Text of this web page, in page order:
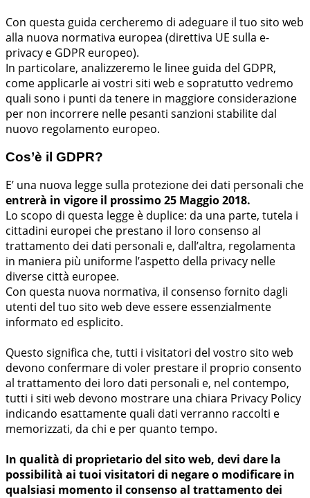
Con questa guida cercheremo di adeguare il tuo sito web
alla nuova normativa europea (direttiva UE sulla e-
privacy e GDPR europeo).
In particolare, analizzeremo le linee guida del GDPR,
come applicarle ai vostri siti web e sopratutto vedremo
quali sono i punti da tenere in maggiore considerazione
per non incorrere nelle pesanti sanzioni stabilite dal
nuovo regolamento europeo.
Cos’è il GDPR?
E’ una nuova legge sulla protezione dei dati personali che
entrerà in vigore il prossimo 25 Maggio 2018.
Lo scopo di questa legge è duplice: da una parte, tutela i
cittadini europei che prestano il loro consenso al
trattamento dei dati personali e, dall’altra, regolamenta
in maniera più uniforme l’aspetto della privacy nelle
diverse città europee.
Con questa nuova normativa, il consenso fornito dagli
utenti del tuo sito web deve essere essenzialmente
informato ed esplicito.
Questo significa che, tutti i visitatori del vostro sito web
devono confermare di voler prestare il proprio consento
al trattamento dei loro dati personali e, nel contempo,
tutti i siti web devono mostrare una chiara Privacy Policy
indicando esattamente quali dati verranno raccolti e
memorizzati, da chi e per quanto tempo.
In qualità di proprietario del sito web, devi dare la
possibilità ai tuoi visitatori di negare o modificare in
qualsiasi momento il consenso al trattamento dei